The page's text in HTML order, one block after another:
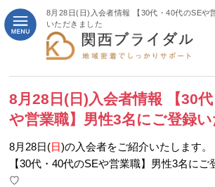
8月28日(日)入会者情報 【30代・40代のSEや
いただきました
8月28日(日)入会者情報 【30
や営業職】男性3名にご登録
8月28日(日)の入会者をご紹介いたします。
【30代・40代のSEや営業職】男性3名にご
♡